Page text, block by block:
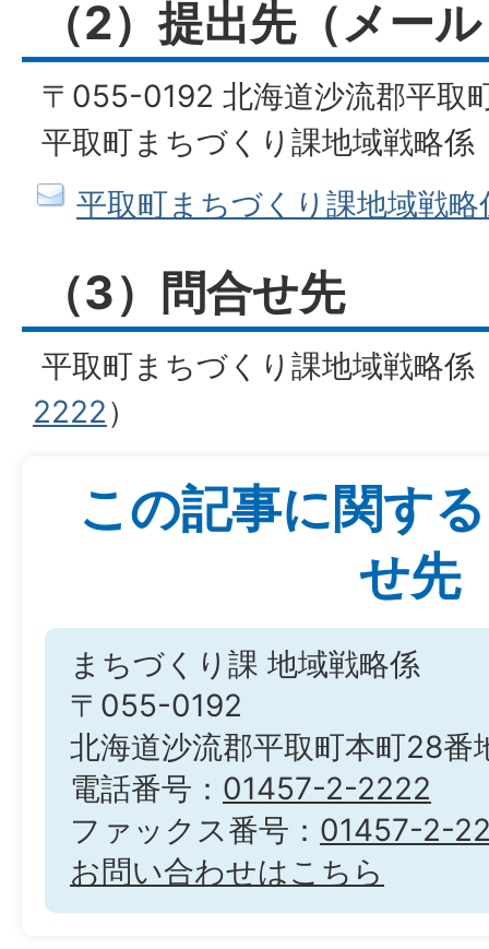
（2）提出先（メー
〒055-0192 北海道沙流郡平取
平取町まちづくり課地域戦
平取町まちづくり課地域戦
（3）問合せ先
平取町まちづくり課地域戦略係
2222）
この記事に関す
せ先
まちづくり課 地域戦略係
〒055-0192
北海道沙流郡平取町本町28番
電話番号： 01457-2-2222
ファックス番号： 01457-2-
お問い合わせはこちら